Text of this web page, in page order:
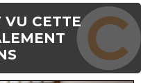
VU CETTE